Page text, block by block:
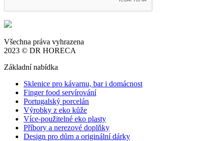
Všechna práva vyhrazena
2023 © DR HORECA
Základní nabídka
Sklenice pro kávarnu, bar i domácnost
Finger food servírování
Portugalský porcelán
Výrobky z eko kůže
Více-použitelné eko plasty
Příbory a nerezové doplňky
Design pro dům a originální dárky